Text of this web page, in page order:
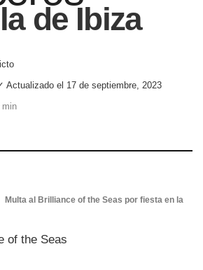
de Ibiza
Actualizado el 17 de septiembre, 2023
Multa al Brilliance of the Seas por fiesta en la